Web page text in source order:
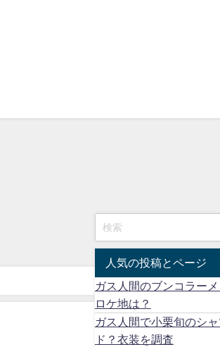
人気の投稿とページ
ガス人間のブンコラー
ロケ地は？
ガス人間で小栗旬のシ
ド？衣装を調査